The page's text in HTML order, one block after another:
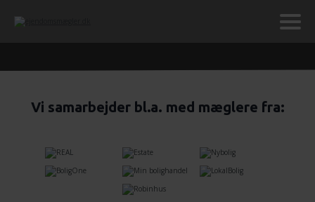
Vi samarbejder bl.a. med mæglere fra: